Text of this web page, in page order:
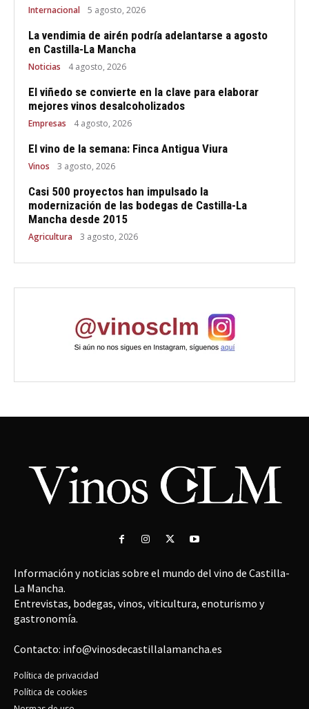
Internacional 5 agosto, 2026
La vendimia de airén podría adelantarse a agosto
en Castilla-La Mancha
Noticias 4 agosto, 2026
El viñedo se convierte en la clave para elaborar
mejores vinos desalcoholizados
Empresas 4 agosto, 2026
El vino de la semana: Finca Antigua Viura
Vinos 3 agosto, 2026
Casi 500 proyectos han impulsado la
modernización de las bodegas de Castilla-La
Mancha desde 2015
Agricultura 3 agosto, 2026
Información y noticias sobre el mundo del vino de Castilla-
La Mancha.
Entrevistas, bodegas, vinos, viticultura, enoturismo y
gastronomía.
Contacto: info@vinosdecastillalamancha.es
Política de privacidad
Política de cookies